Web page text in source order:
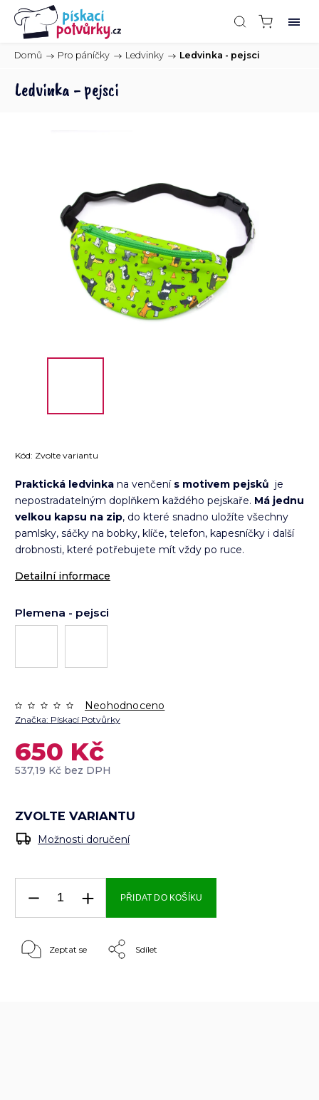
Domů / Pro páníčky / Ledvinky / Ledvinka - pejsci
Ledvinka - pejsci
Kód: Zvolte variantu
Praktická ledvinka na venčení s motivem pejsků je
nepostradatelným doplňkem každého pejskaře. Má jednu
velkou kapsu na zip, do které snadno uložíte všechny
pamlsky, sáčky na bobky, klíče, telefon, kapesníčky i další
drobnosti, které potřebujete mít vždy po ruce.
Detailní informace
Plemena - pejsci
Značka: Pískací Potvůrky
Neohodnoceno
650 Kč
537,19 Kč bez DPH
ZVOLTE VARIANTU
Možnosti doručení
PŘIDAT DO KOŠÍKU
Zeptat se Sdílet